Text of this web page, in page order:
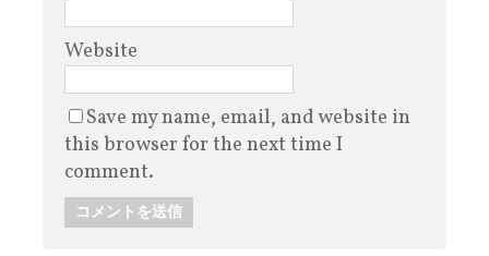
Website
Save my name, email, and website in
this browser for the next time I
comment.